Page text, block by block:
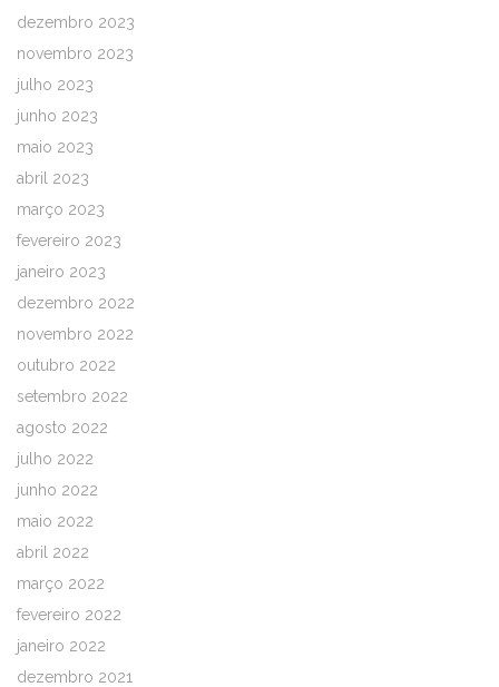
dezembro 2023
novembro 2023
julho 2023
junho 2023
maio 2023
abril 2023
março 2023
fevereiro 2023
janeiro 2023
dezembro 2022
novembro 2022
outubro 2022
setembro 2022
agosto 2022
julho 2022
junho 2022
maio 2022
abril 2022
março 2022
fevereiro 2022
janeiro 2022
dezembro 2021